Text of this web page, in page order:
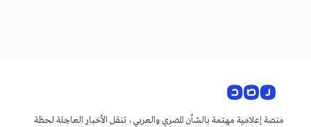
منصة إعلامية مهتمة بالشأن المصري والعربي، تنقل الأخبار العاجلة لحظة